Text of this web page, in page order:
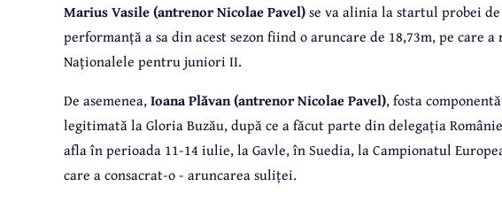
Marius Vasile (antrenor Nicolae Pavel)se va alinia la startul probei
performanță a sa din acest sezon fiind o aruncare de 18,73m, pe
Naționalele pentru juniori II.
De asemenea,Ioana Plăvan (antrenor Nicolae Pavel), fosta
legitimată la Gloria Buzău, după ce a făcut parte din delegația
afla în perioada 11-14 iulie, la Gavle, în Suedia, la Campionatul
care a consacrat-o - aruncarea suliței.